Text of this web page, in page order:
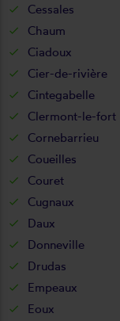
Cessales
Chaum
Ciadoux
Cier-de-rivière
Cintegabelle
Clermont-le-fort
Cornebarrieu
Coueilles
Couret
Cugnaux
Daux
Donneville
Drudas
Empeaux
Eoux